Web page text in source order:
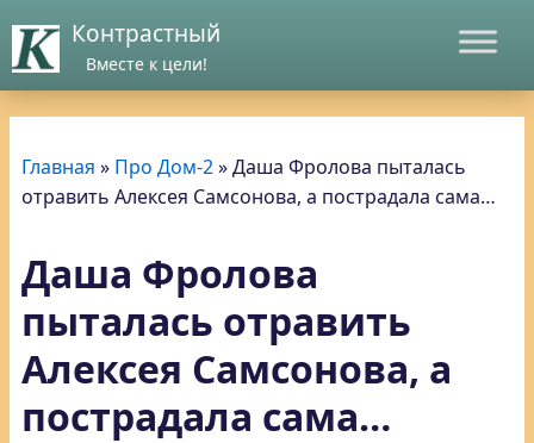
Контрастный
Вместе к цели!
Главная » Про Дом-2»Даша Фролова пыталась
отравить Алексея Самсонова, а пострадала сама…
Даша Фролова
пыталась отравить
Алексея Самсонова, а
пострадала сама…